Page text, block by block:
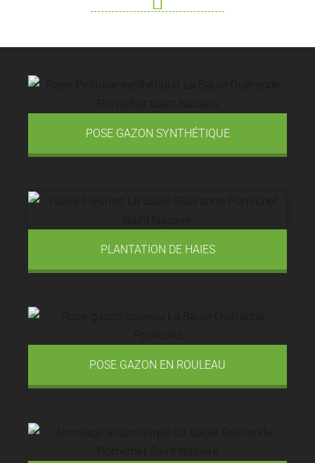
POSE GAZON SYNTHÉTIQUE
PLANTATION DE HAIES
POSE GAZON EN ROULEAU